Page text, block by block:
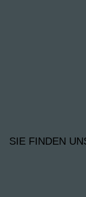
SIE FINDEN